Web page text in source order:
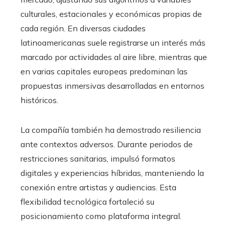
culturales, estacionales y económicas propias de
cada región. En diversas ciudades
latinoamericanas suele registrarse un interés más
marcado por actividades al aire libre, mientras que
en varias capitales europeas predominan las
propuestas inmersivas desarrolladas en entornos
históricos.
La compañía también ha demostrado resiliencia
ante contextos adversos. Durante periodos de
restricciones sanitarias, impulsó formatos
digitales y experiencias híbridas, manteniendo la
conexión entre artistas y audiencias. Esta
flexibilidad tecnológica fortaleció su
posicionamiento como plataforma integral.